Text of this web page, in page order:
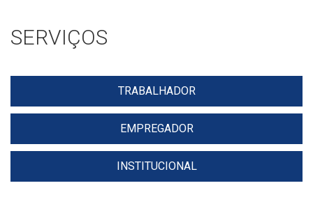
SERVIÇOS
TRABALHADOR
EMPREGADOR
INSTITUCIONAL